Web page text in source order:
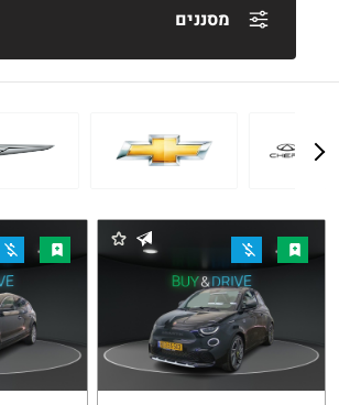
הָאֲתָר.
מסננים